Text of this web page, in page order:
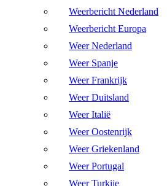
Weerbericht Nederland
Weerbericht Europa
Weer Nederland
Weer Spanje
Weer Frankrijk
Weer Duitsland
Weer Italië
Weer Oostenrijk
Weer Griekenland
Weer Portugal
Weer Turkije